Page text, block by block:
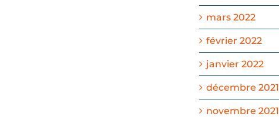
mars 2022
février 2022
janvier 2022
décembre 2021
novembre 2021